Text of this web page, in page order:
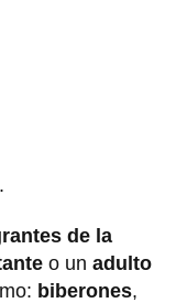
de la
o un adulto
biberones,